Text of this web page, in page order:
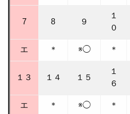
7 8 ９
１
０
エ ＊ ※◯ ＊
１３ １４ １５
１
６
エ ＊ ※◯ ＊